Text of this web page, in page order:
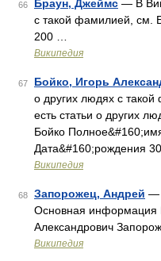
66 Браун, Джеймс — В
с такой фамилией, см.
200 …
Википедия
67 Бойко, Игорь
о других людях с
есть статьи о других
Бойко
Дата&#160;рождения
Википедия
68 Запорожец, Андрей —
Основная информация
Александрович
Википедия